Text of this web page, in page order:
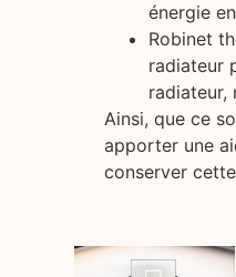
énergie
Robinet
radiateur
radiateur,
Ainsi, que ce
apporter une
conserver